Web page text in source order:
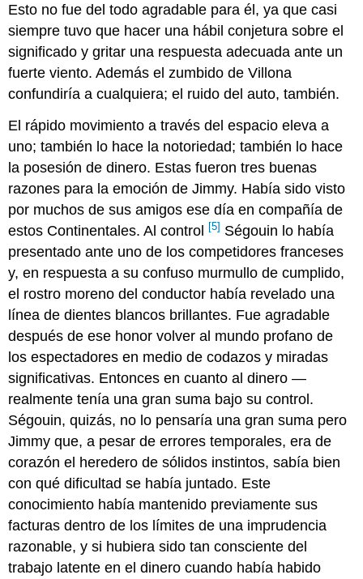
Esto no fue del todo agradable para él, ya que casi
siempre tuvo que hacer una hábil conjetura sobre el
significado y gritar una respuesta adecuada ante un
fuerte viento. Además el zumbido de Villona
confundiría a cualquiera; el ruido del auto, también.
El rápido movimiento a través del espacio eleva a
uno; también lo hace la notoriedad; también lo hace
la posesión de dinero. Estas fueron tres buenas
razones para la emoción de Jimmy. Había sido visto
por muchos de sus amigos ese día en compañía de
estos Continentales. Al control [5] Ségouin lo había
presentado ante uno de los competidores franceses
y, en respuesta a su confuso murmullo de cumplido,
el rostro moreno del conductor había revelado una
línea de dientes blancos brillantes. Fue agradable
después de ese honor volver al mundo profano de
los espectadores en medio de codazos y miradas
significativas. Entonces en cuanto al dinero —
realmente tenía una gran suma bajo su control.
Ségouin, quizás, no lo pensaría una gran suma pero
Jimmy que, a pesar de errores temporales, era de
corazón el heredero de sólidos instintos, sabía bien
con qué dificultad se había juntado. Este
conocimiento había mantenido previamente sus
facturas dentro de los límites de una imprudencia
razonable, y si hubiera sido tan consciente del
trabajo latente en el dinero cuando había habido